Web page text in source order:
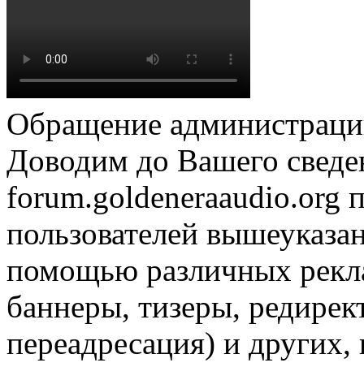
Обращение
Доводим до Вашего
forum.goldeneraaudio.org
пользователей
помощью различных
баннеры, тизеры,
переадресация) и